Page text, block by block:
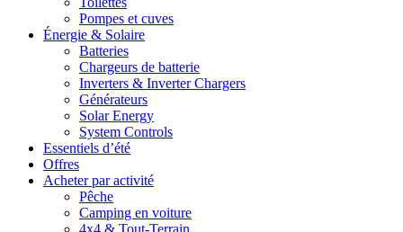
Pompes et cuves
Énergie & Solaire
Batteries
Chargeurs de batterie
Inverters & Inverter Chargers
Générateurs
Solar Energy
System Controls
Essentiels d’été
Offres
Acheter par activité
Pêche
Camping en voiture